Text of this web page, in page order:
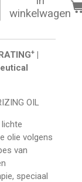
winkelwagen
+ |
OIL
lichte
olie volgens
van
speciaal